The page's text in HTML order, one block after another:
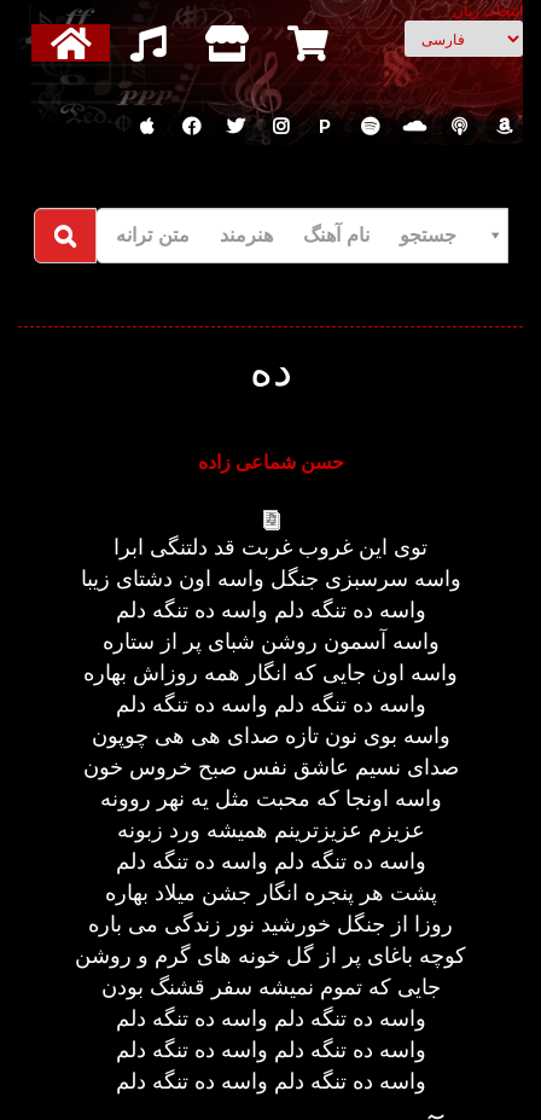
انتخاب زبان
P
جستجو نام آهنگ هنرمند متن ترانه
ده
حسن شماعی زاده
توی این غروب غربت قد دلتنگی ابرا
واسه سرسبزی جنگل واسه اون دشتای زیبا
واسه ده تنگه دلم واسه ده تنگه دلم
واسه آسمون روشن شبای پر از ستاره
واسه اون جایی که انگار همه روزاش بهاره
واسه ده تنگه دلم واسه ده تنگه دلم
واسه بوی نون تازه صدای هی هی چوپون
صدای نسیم عاشق نفس صبح خروس خون
واسه اونجا که محبت مثل یه نهر روونه
عزیزم عزیزترینم همیشه ورد زبونه
واسه ده تنگه دلم واسه ده تنگه دلم
پشت هر پنجره انگار جشن میلاد بهاره
روزا از جنگل خورشید نور زندگی می باره
کوچه باغای پر از گل خونه های گرم و روشن
جایی که تموم نمیشه سفر قشنگ بودن
واسه ده تنگه دلم واسه ده تنگه دلم
واسه ده تنگه دلم واسه ده تنگه دلم
واسه ده تنگه دلم واسه ده تنگه دلم